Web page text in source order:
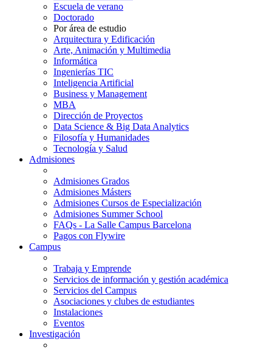
Escuela de verano
Doctorado
Por área de estudio
Arquitectura y Edificación
Arte, Animación y Multimedia
Informática
Ingenierías TIC
Inteligencia Artificial
Business y Management
MBA
Dirección de Proyectos
Data Science & Big Data Analytics
Filosofía y Humanidades
Tecnología y Salud
Admisiones
Admisiones Grados
Admisiones Másters
Admisiones Cursos de Especialización
Admisiones Summer School
FAQs - La Salle Campus Barcelona
Pagos con Flywire
Campus
Trabaja y Emprende
Servicios de información y gestión académica
Servicios del Campus
Asociaciones y clubes de estudiantes
Instalaciones
Eventos
Investigación